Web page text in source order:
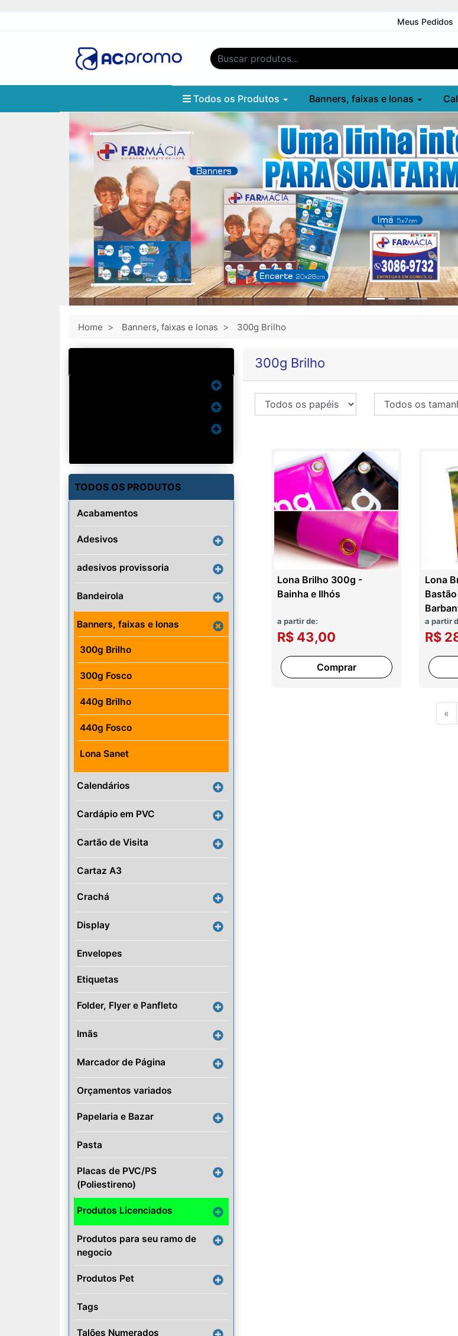
Meus Pedidos
Todos os Produtos Banners, faixas e lonas
Home Banners, faixas e lonas 300g Brilho
TODOS OS PRODUTOS
Acabamentos
Adesivos
adesivos provissoria
Bandeirola
Banners, faixas e lonas
300g Brilho
300g Fosco
440g Brilho
440g Fosco
Lona Sanet
Calendários
Cardápio em PVC
Cartão de Visita
Cartaz A3
Crachá
Display
Envelopes
Etiquetas
Folder, Flyer e Panfleto
Imãs
Marcador de Página
Orçamentos variados
Papelaria e Bazar
Pasta
Placas de PVC/PS
(Poliestireno)
Produtos Licenciados
Produtos para seu ramo de
negocio
Produtos Pet
Tags
Talões Numerados
300g Brilho
Lona Brilho 300g -
Bainha e Ilhós
a partir de:
R$ 43,00
Comprar
Lona
a partir
R$
«